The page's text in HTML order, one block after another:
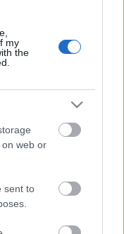
my
the
web or
sent to
του gazzetta.gr
χρήση.
οποιοδήποτε μέσο,